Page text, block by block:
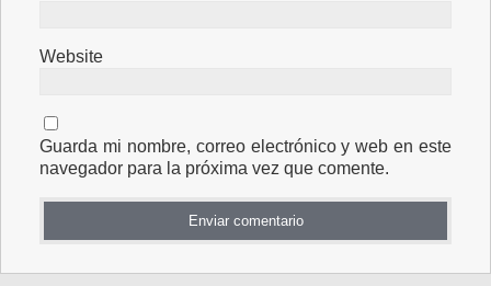
Website
Guarda mi nombre, correo electrónico y web en este
navegador para la próxima vez que comente.